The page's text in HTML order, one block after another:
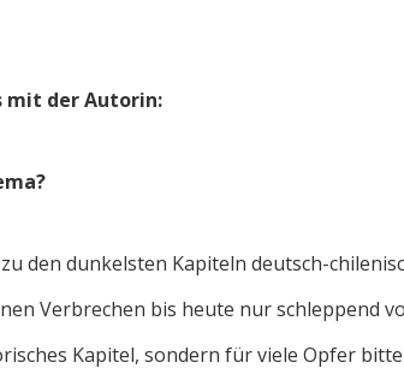
mit der Autorin:
den dunkelsten Kapiteln deutsch-
Verbrechen bis heute nur schleppend
Kapitel, sondern für viele Opfer